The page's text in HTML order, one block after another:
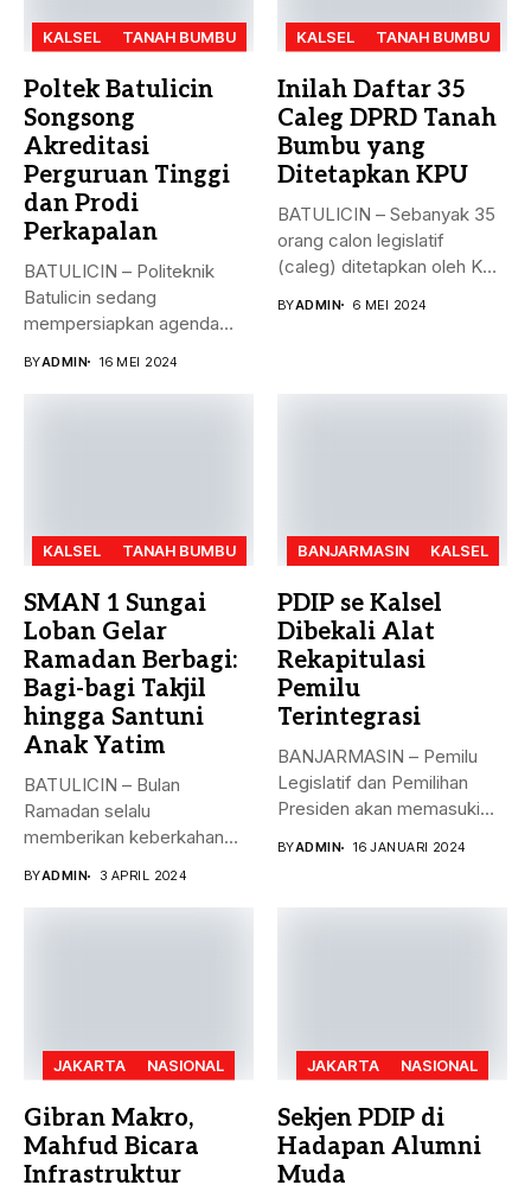
KALSEL TANAH BUMBU
Poltek Batulicin
Songsong
Akreditasi
Perguruan Tinggi
dan Prodi
Perkapalan
BATULICIN – Politeknik
Batulicin sedang
mempersiapkan agenda
BYADMIN 16 MEI 2024
KALSEL TANAH BUMBU
Inilah Daftar 35
Caleg DPRD Tanah
Bumbu yang
Ditetapkan KPU
BATULICIN – Sebanyak 35
orang calon legislatif
(caleg) ditetapkan oleh KPU
BYADMIN 6 MEI 2024
KALSEL TANAH BUMBU
SMAN 1 Sungai
Loban Gelar
Ramadan Berbagi:
Bagi-bagi Takjil
hingga Santuni
Anak Yatim
BATULICIN – Bulan
Ramadan selalu
memberikan keberkahan
BYADMIN 3 APRIL 2024
BANJARMASIN KALSEL
PDIP se Kalsel
Dibekali Alat
Rekapitulasi
Pemilu
Terintegrasi
BANJARMASIN – Pemilu
Legislatif dan Pemilihan
Presiden akan memasuki
BYADMIN 16 JANUARI 2024
JAKARTA NASIONAL
Gibran Makro,
Mahfud Bicara
Infrastruktur
JAKARTA NASIONAL
Sekjen PDIP di
Hadapan Alumni
Muda